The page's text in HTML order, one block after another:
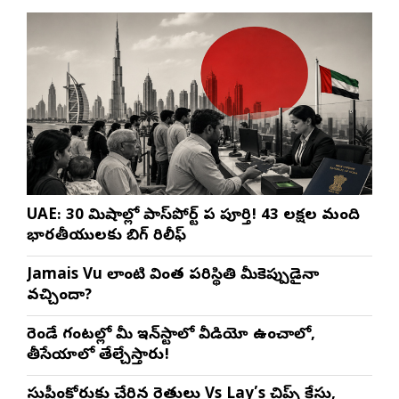
UAE: 30 నిమిషాల్లో పాస్‌పోర్ట్ పని పూర్తి! 43 లక్షల మంది
భారతీయులకు బిగ్ రిలీఫ్
Jamais Vu లాంటి వింత పరిస్థితి మీకెప్పుడైనా
వచ్చిందా?
రెండే గంటల్లో మీ ఇన్‌స్టాలో వీడియో ఉంచాలో,
తీసేయాలో తేల్చేస్తారు!